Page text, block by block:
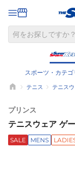
スポーツ・カテゴ
テニス テニス
プリンス
テニスウェア ゲ
SALE MENS